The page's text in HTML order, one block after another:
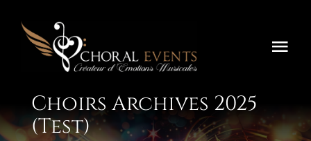
content
Festivals
Choirs Archives 2025
(Test)